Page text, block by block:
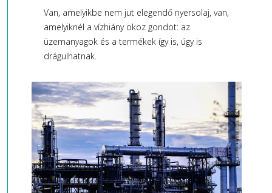
Van, amelyikbe nem jut elegendő nyersolaj, van,
amelyiknél a vízhiány okoz gondot: az
üzemanyagok és a termékek így is, úgy is
drágulhatnak.